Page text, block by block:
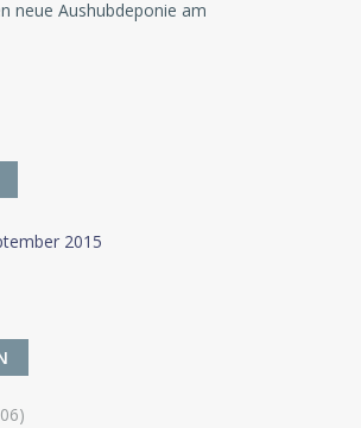
neue Aushubdeponie am
2015